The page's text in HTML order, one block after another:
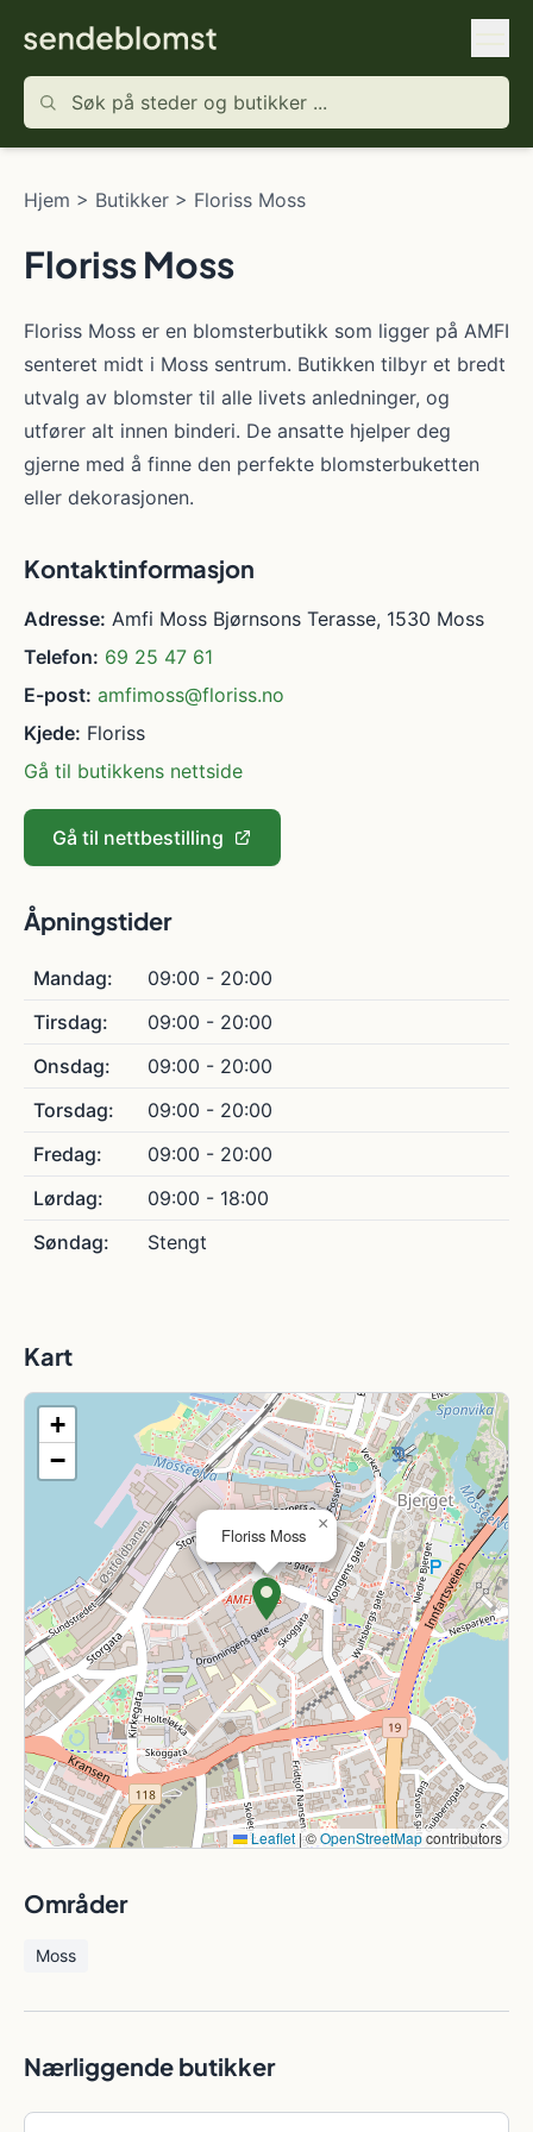
Hjem > Butikker > Floriss Moss
Floriss Moss
Floriss Moss er en blomsterbutikk som ligger på AMFI
senteret midt i Moss sentrum. Butikken tilbyr et bredt
utvalg av blomster til alle livets anledninger, og
utfører alt innen binderi. De ansatte hjelper deg
gjerne med å finne den perfekte blomsterbuketten
eller dekorasjonen.
Kontaktinformasjon
Adresse: Amfi Moss Bjørnsons Terasse, 1530 Moss
Telefon: 69 25 47 61
E-post: amfimoss@floriss.no
Kjede: Floriss
Gå til butikkens nettside
Gå til nettbestilling
Åpningstider
Mandag:
09:00 - 20:00
Tirsdag:
09:00 - 20:00
Onsdag:
09:00 - 20:00
Torsdag:
09:00 - 20:00
Fredag:
09:00 - 20:00
Lørdag:
09:00 - 18:00
Søndag:
Stengt
Kart
Floriss Moss
×
+
−
Leaflet |©OpenStreetMapcontributors
Områder
Moss
Nærliggende butikker